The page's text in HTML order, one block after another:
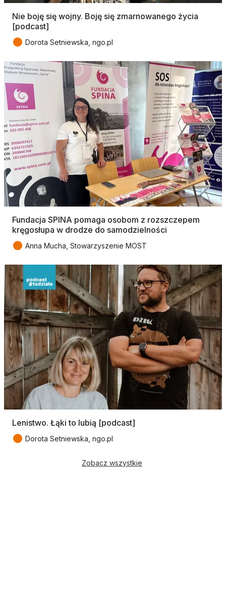
Nie boję się wojny. Boję się zmarnowanego życia
[podcast]
● Dorota Setniewska, ngo.pl
Fundacja SPINA pomaga osobom z rozszczepem
kręgosłupa w drodze do samodzielności
● Anna Mucha, Stowarzyszenie MOST
Lenistwo. Łąki to lubią [podcast]
● Dorota Setniewska, ngo.pl
Zobacz wszystkie